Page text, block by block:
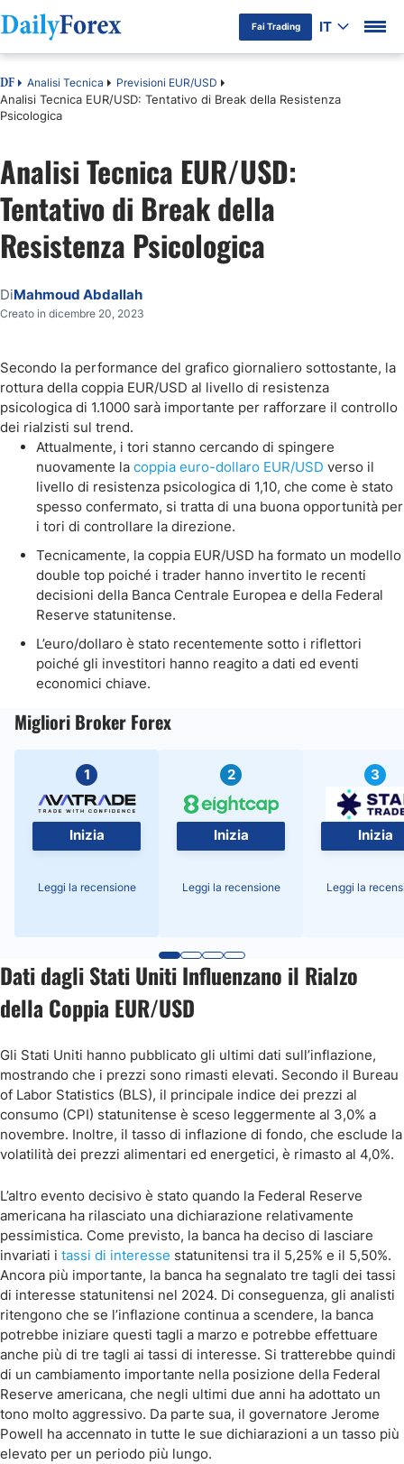
Fai Trading IT
DF Analisi Tecnica Previsioni EUR/USD
Analisi Tecnica EUR/USD: Tentativo di Break della Resistenza
Psicologica
Analisi Tecnica EUR/USD:
Tentativo di Break della
Resistenza Psicologica
DiMahmoud Abdallah
Creato in dicembre 20, 2023
Secondo la performance del grafico giornaliero sottostante, la
rottura della coppia EUR/USD al livello di resistenza
psicologica di 1.1000 sarà importante per rafforzare il controllo
dei rialzisti sul trend.
Attualmente, i tori stanno cercando di spingere
nuovamente la coppia euro-dollaro EUR/USD verso il
livello di resistenza psicologica di 1,10, che come è stato
spesso confermato, si tratta di una buona opportunità per
i tori di controllare la direzione.
Tecnicamente, la coppia EUR/USD ha formato un modello
double top poiché i trader hanno invertito le recenti
decisioni della Banca Centrale Europea e della Federal
Reserve statunitense.
L’euro/dollaro è stato recentemente sotto i riflettori
poiché gli investitori hanno reagito a dati ed eventi
economici chiave.
Migliori Broker Forex
1
Inizia
Leggi la recensione
2
Inizia
Leggi la recensione
3
Inizia
Leggi la
Dati dagli Stati Uniti Influenzano il Rialzo
della Coppia EUR/USD
Gli Stati Uniti hanno pubblicato gli ultimi dati sull’inflazione,
mostrando che i prezzi sono rimasti elevati. Secondo il Bureau
of Labor Statistics (BLS), il principale indice dei prezzi al
consumo (CPI) statunitense è sceso leggermente al 3,0% a
novembre. Inoltre, il tasso di inflazione di fondo, che esclude la
volatilità dei prezzi alimentari ed energetici, è rimasto al 4,0%.
L’altro evento decisivo è stato quando la Federal Reserve
americana ha rilasciato una dichiarazione relativamente
pessimistica. Come previsto, la banca ha deciso di lasciare
invariati i tassi di interesse statunitensi tra il 5,25% e il 5,50%.
Ancora più importante, la banca ha segnalato tre tagli dei tassi
di interesse statunitensi nel 2024. Di conseguenza, gli analisti
ritengono che se l’inflazione continua a scendere, la banca
potrebbe iniziare questi tagli a marzo e potrebbe effettuare
anche più di tre tagli ai tassi di interesse. Si tratterebbe quindi
di un cambiamento importante nella posizione della Federal
Reserve americana, che negli ultimi due anni ha adottato un
tono molto aggressivo. Da parte sua, il governatore Jerome
Powell ha accennato in tutte le sue dichiarazioni a un tasso più
elevato per un periodo più lungo.